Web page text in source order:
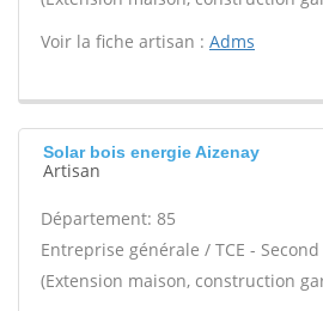
Voir la fiche artisan : Adms
Solar bois energie Aizenay
Artisan
Département: 85
Entreprise générale / TCE -
(Extension maison, construction